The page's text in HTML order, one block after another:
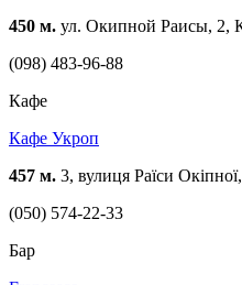
450 м. ул. Окипной Раисы, 2,
(098) 483-96-88
Кафе
Кафе Укроп
457 м. 3, вулиця Раїси
(050) 574-22-33
Бар